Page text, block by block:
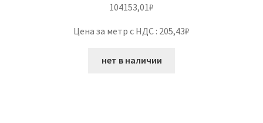
104153,01₽
Цена за метр с НДС : 205,43₽
нет в наличии